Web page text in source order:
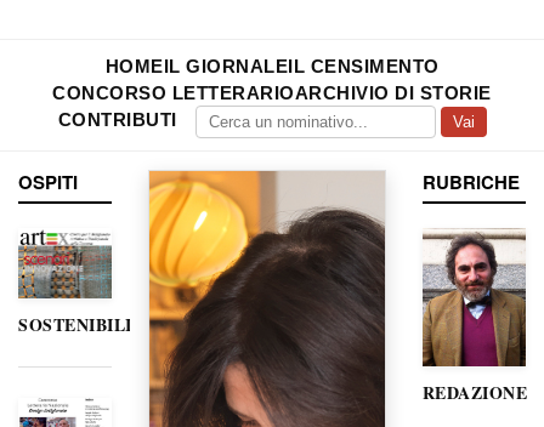
HOMEIL GIORNALEIL CENSIMENTO
CONCORSO LETTERARIOARCHIVIO DI STORIE
CONTRIBUTI
Vai
OSPITI
SOSTENIBILITÀ
RUBRICHE
REDAZIONE